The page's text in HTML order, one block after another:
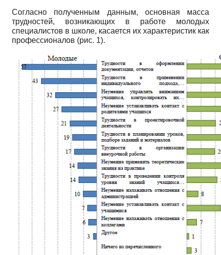
Согласно полученным данным, основная масса
трудностей, возникающих в работе молодых
специалистов в школе, касается их характеристик как
профессионалов (рис. 1).